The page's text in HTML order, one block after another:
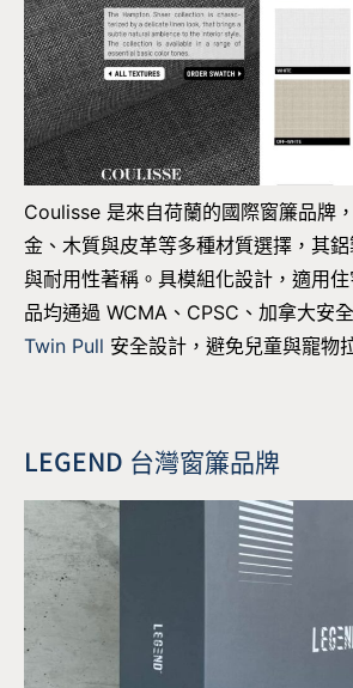
Coulisse 是來自荷蘭的國際窗簾品牌
金、木質與皮革等多種材質選擇，其
與耐用性著稱。具模組化設計，適用
品均通過 WCMA、CPSC、加拿大安
Twin Pull 安全設計，避免兒童與寵物
LEGEND 台灣窗簾品牌